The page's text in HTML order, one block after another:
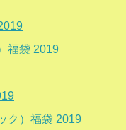
福袋 2019
ク）福袋 2019